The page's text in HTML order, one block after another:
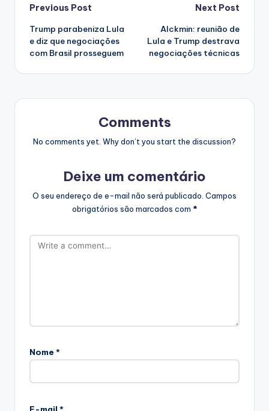
Post
navigation
Previous Post
Trump parabeniza Lula
e diz que negociações
com Brasil prosseguem
Next Post
Alckmin: reunião de
Lula e Trump destrava
negociações técnicas
Comments
No comments yet. Why don’t you start the discussion?
Deixe um comentário
O seu endereço de e-mail não será publicado. Campos
obrigatórios são marcados com *
Nome *